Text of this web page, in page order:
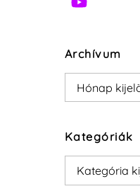
Archívum
Archívum
Kategóriák
Kategóriák